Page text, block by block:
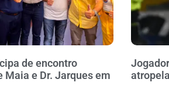
de encontro
Maia e Dr. Jarques em